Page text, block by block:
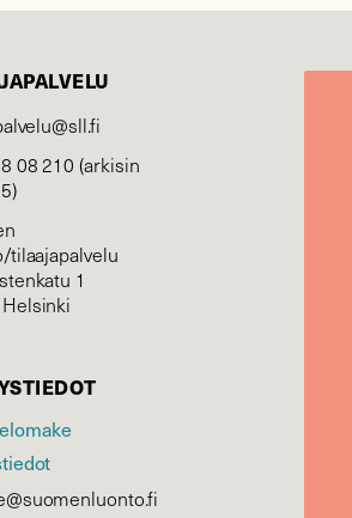
08 210 (arkisin
tilaajapalvelu
1